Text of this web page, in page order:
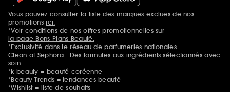
Mentions additionnelles
Vous pouvez consulter la liste des marques exclues de nos
promotionsici.
*Voir conditions de nos offres promotionnelles sur
la page Bons Plans Beauté.
*Exclusivité dans le réseau de parfumeries nationales.
Clean at Sephora : Des formules aux ingrédients sélectionnés avec
soin
*k-beauty = beauté coréenne
*Beauty Trends = tendances beauté
*Wishlist = liste de souhaits